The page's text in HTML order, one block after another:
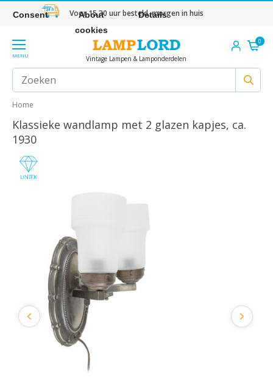
Voor 15.30 uur besteld, morgen in huis
MENU Vintage Lampen & Lamponderdelen
0
Home
Klassieke wandlamp met 2 glazen kapjes, ca.
1930
Consent
About
cookies
Details